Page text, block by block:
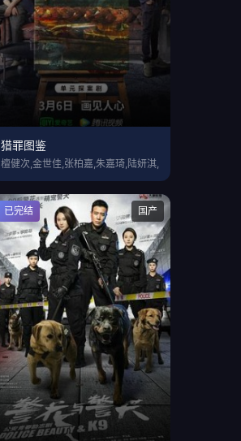
猎罪图鉴
檀健次,金世佳,张柏嘉,朱嘉琦,陆妍淇,
国产
已完结